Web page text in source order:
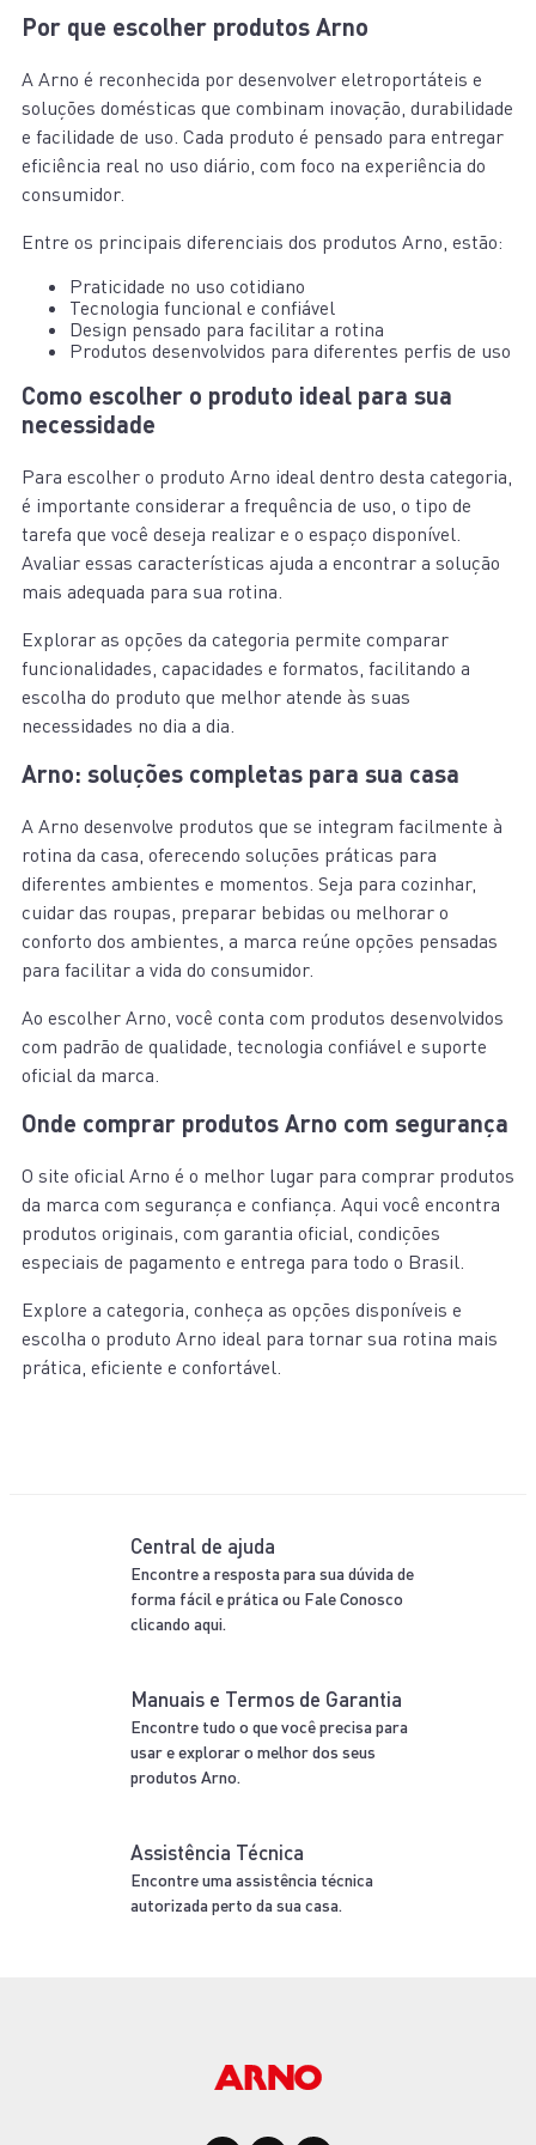
Por que escolher produtos Arno
A Arno é reconhecida por desenvolver eletroportáteis e
soluções domésticas que combinam inovação, durabilidade
e facilidade de uso. Cada produto é pensado para entregar
eficiência real no uso diário, com foco na experiência do
consumidor.
Entre os principais diferenciais dos produtos Arno, estão:
Praticidade no uso cotidiano
Tecnologia funcional e confiável
Design pensado para facilitar a rotina
Produtos desenvolvidos para diferentes perfis de uso
Como escolher o produto ideal para sua
necessidade
Para escolher o produto Arno ideal dentro desta categoria,
é importante considerar a frequência de uso, o tipo de
tarefa que você deseja realizar e o espaço disponível.
Avaliar essas características ajuda a encontrar a solução
mais adequada para sua rotina.
Explorar as opções da categoria permite comparar
funcionalidades, capacidades e formatos, facilitando a
escolha do produto que melhor atende às suas
necessidades no dia a dia.
Arno: soluções completas para sua casa
A Arno desenvolve produtos que se integram facilmente à
rotina da casa, oferecendo soluções práticas para
diferentes ambientes e momentos. Seja para cozinhar,
cuidar das roupas, preparar bebidas ou melhorar o
conforto dos ambientes, a marca reúne opções pensadas
para facilitar a vida do consumidor.
Ao escolher Arno, você conta com produtos desenvolvidos
com padrão de qualidade, tecnologia confiável e suporte
oficial da marca.
Onde comprar produtos Arno com segurança
O site oficial Arno é o melhor lugar para comprar produtos
da marca com segurança e confiança. Aqui você encontra
produtos originais, com garantia oficial, condições
especiais de pagamento e entrega para todo o Brasil.
Explore a categoria, conheça as opções disponíveis e
escolha o produto Arno ideal para tornar sua rotina mais
prática, eficiente e confortável.
Central de ajuda
Encontre a resposta para sua dúvida de
forma fácil e prática ou Fale Conosco
clicando aqui.
Manuais e Termos de Garantia
Encontre tudo o que você precisa para
usar e explorar o melhor dos seus
produtos Arno.
Assistência Técnica
Encontre uma assistência técnica
autorizada perto da sua casa.